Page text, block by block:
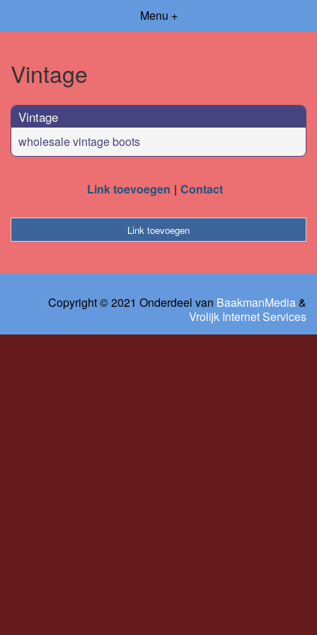
Menu +
Vintage
Vintage
wholesale vintage boots
Link toevoegen Contact
Link toevoegen
Copyright © 2021 Onderdeel van BaakmanMedia&
Vrolijk Internet Services